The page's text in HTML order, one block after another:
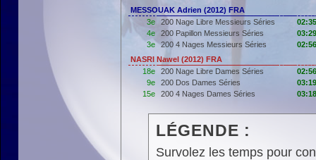
MESSOUAK Adrien (2012) FRA
3e
200 Nage Libre Messieurs Séries
4e
200 Papillon Messieurs Séries
3e
200 4 Nages Messieurs Séries
NASRI Nawel (2012) FRA
18e
200 Nage Libre Dames Séries
9e
200 Dos Dames Séries
15e
200 4 Nages Dames Séries
LÉGENDE :
Survolez les temps pour